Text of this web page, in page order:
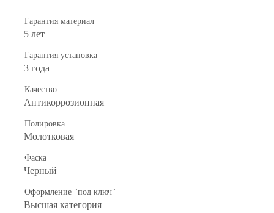
Гарантия материал
5 лет
Гарантия установка
3 года
Качество
Антикоррозионная
Полировка
Молотковая
Фаска
Черный
Оформление "под ключ"
Высшая категория